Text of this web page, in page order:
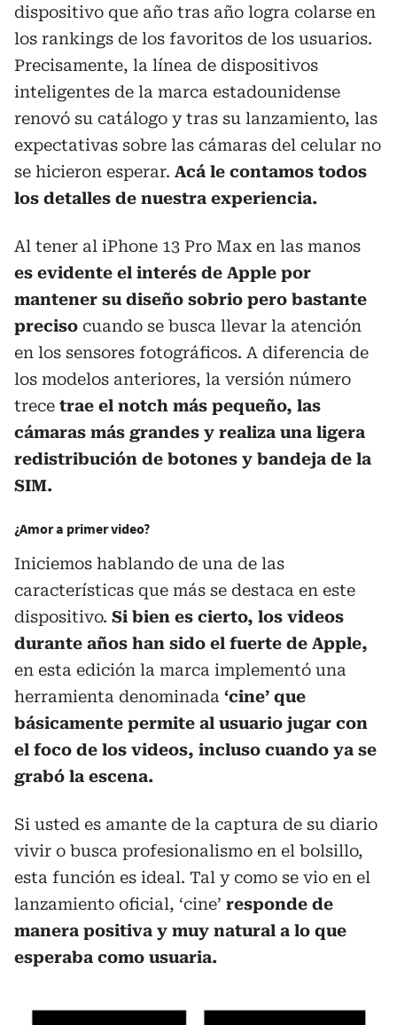
dispositivo que año tras año logra colarse en
los rankings de los favoritos de los usuarios.
Precisamente, la línea de dispositivos
inteligentes de la marca estadounidense
renovó su catálogo y tras su lanzamiento, las
expectativas sobre las cámaras del celular no
se hicieron esperar. Acá le contamos todos
los detalles de nuestra experiencia.
Al tener al iPhone 13 Pro Max en las manos
es evidente el interés de Apple por
mantener su diseño sobrio pero bastante
preciso cuando se busca llevar la atención
en los sensores fotográficos. A diferencia de
los modelos anteriores, la versión número
trece trae el notch más pequeño, las
cámaras más grandes y realiza una ligera
redistribución de botones y bandeja de la
SIM.
¿Amor a primer video?
Iniciemos hablando de una de las
características que más se destaca en este
dispositivo. Si bien es cierto, los videos
durante años han sido el fuerte de Apple,
en esta edición la marca implementó una
herramienta denominada ‘cine’ que
básicamente permite al usuario jugar con
el foco de los videos, incluso cuando ya se
grabó la escena.
Si usted es amante de la captura de su diario
vivir o busca profesionalismo en el bolsillo,
esta función es ideal. Tal y como se vio en el
lanzamiento oficial, ‘cine’ responde de
manera positiva y muy natural a lo que
esperaba como usuaria.